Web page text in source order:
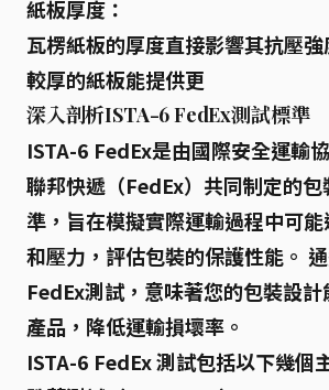
紙板厚度：
瓦楞紙板的厚度直接影響其抗壓強
較厚的紙板能提供更
深入剖析ISTA-6 FedEx測試標準
ISTA-6 FedEx是由國際安全運輸
聯邦快遞（FedEx）共同制定的
準，旨在模擬實際運輸過程中可
和壓力，評估包裝的保護性能。
FedEx測試，意味著您的包裝設
產品，降低運輸損壞率。
ISTA-6 FedEx測試包括以下幾個